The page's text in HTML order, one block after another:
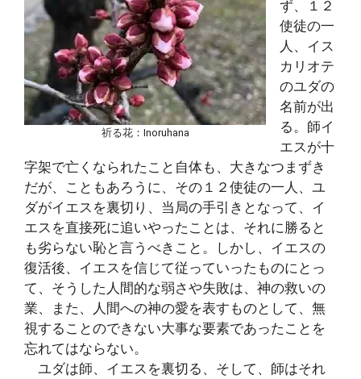
祈る花：Inoruhana
ず、１２
使徒の一
人、イス
カリオテ
のユダの
名前が出
る。師イ
エスが十
字架で亡くなられたこと自体も、大きなつまずき
だが、こともあろうに、その１２使徒の一人、ユ
ダがイエスを裏切り、当局の手引きとなって、イ
エスを直接死に追いやったことは、それに勝ると
も劣らない恥と言うべきこと。しかし、イエスの
復活後、イエスを信じて従っていったものにとっ
て、そうした人間的な弱さや失敗は、神の救いの
業、また、人間への神の愛を表すものとして、無
視することのできない大事な要素であったことを
忘れてはならない。
ユダは師、イエスを裏切る、そして、師はそれ